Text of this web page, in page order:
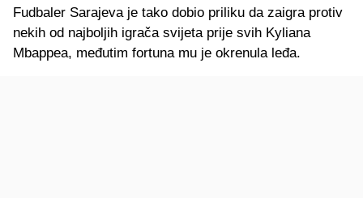
Fudbaler Sarajeva je tako dobio priliku da zaigra protiv
nekih od najboljih igrača svijeta prije svih Kyliana
Mbappea, međutim fortuna mu je okrenula leđa.